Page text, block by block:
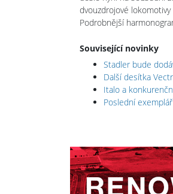
dvouzdrojové lokomotivy
Podrobnější
Související novinky
Stadler bude
Další desítka
Italo a
Poslední